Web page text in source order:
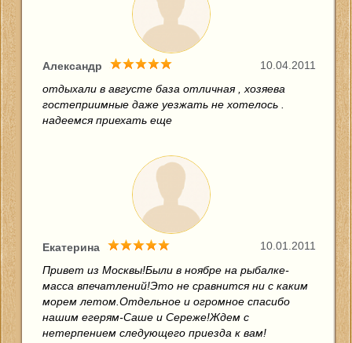
10.04.2011
Александр
отдыхали в августе база отличная , хозяева
гостеприимные даже уезжать не хотелось .
надеемся приехать еще
10.01.2011
Екатерина
Привет из Москвы!Были в ноябре на рыбалке-
масса впечатлений!Это не сравнится ни с каким
морем летом.Отдельное и огромное спасибо
нашим егерям-Саше и Сереже!Ждем с
нетерпением следующего приезда к вам!